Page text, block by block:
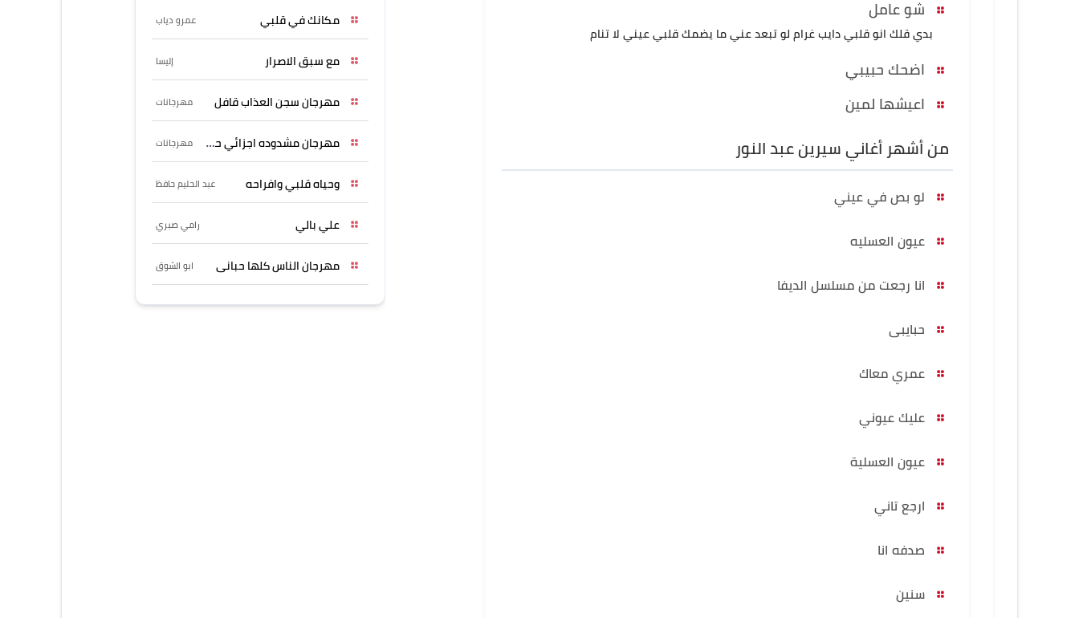
شو عامل
بدي قلك انو قلبي دايب غرام لو تبعد عني ما يضمك قلبي عيني لا تنام
اضحك حبيبي
اعيشها لمين
من أشهر أغاني سيرين عبد النور
لو بص في عيني
عيون العسليه
انا رجعت من مسلسل الديفا
حبايبى
عمري معاك
عليك عيوني
عيون العسلية
ارجع تاني
صدفه انا
سنين
مكانك في قلبي عمرو دياب
مع سبق الاصرار إليسا
مهرجان سجن العذاب قافل مهرجانات
مهرجان مشدوده اجزائي حربونى مهرجانات
وحياه قلبي وافراحه عبد الحليم حافظ
علي بالي رامي صبري
مهرجان الناس كلها حبانى ابو الشوق